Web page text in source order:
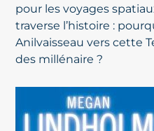
pour les voyages
traverse l’histoire :
Anilvaisseau vers cette
des millénaire ?